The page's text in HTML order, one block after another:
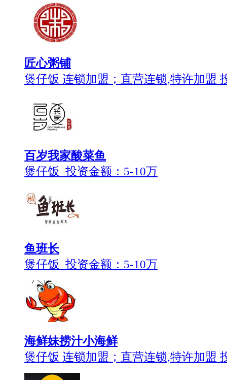
匠心粥铺
煲仔饭 连锁加盟；直营连锁,特许加盟
百岁我家酸菜鱼
煲仔饭 投资金额： 5-10万
鱼班长
煲仔饭 投资金额： 5-10万
海鲜妹捞汁小海鲜
煲仔饭 连锁加盟；直营连锁,特许加盟